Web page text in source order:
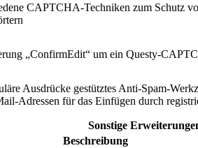
CAPTCHA-Techniken zum Schutz
„ConfirmEdit“ um ein Questy-
Ausdrücke gestütztes Anti-Spam-
Adressen für das Einfügen durch
Sonstige
Beschreibung